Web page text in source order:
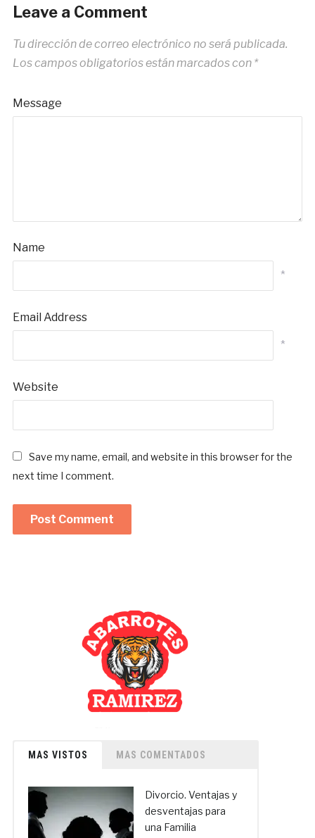
Leave a Comment
Tu dirección de correo electrónico no será publicada.
Los campos obligatorios están marcados con *
Message
Name
*
Email Address
*
Website
Save my name, email, and website in this browser for the
next time I comment.
MAS VISTOS MAS COMENTADOS
Divorcio. Ventajas y
desventajas para
una Familia